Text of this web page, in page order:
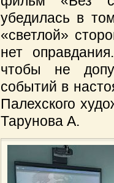
убедилась в
«светлой»
нет
чтобы не
событий в
Палехского
Тарунова А.